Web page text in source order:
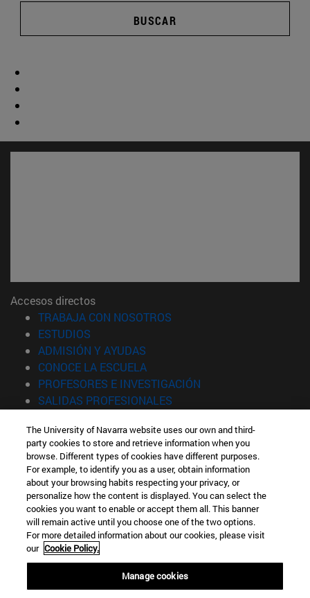
BUSCAR
Accesos directos
TRABAJA CON NOSOTROS
ESTUDIOS
ADMISIÓN Y AYUDAS
CONOCE LA ESCUELA(abre en nueva ventana)
PROFESORES E INVESTIGACIÓN
SALIDAS PROFESIONALES
Información
TFNO +34 943 21 98 77
¿QUÉ GRADO TE INTERESA?
¿QUÉ MÁSTER TE INTERESA?
© Universidad de Navarra
Información legal
Accesibilidad
Configuración de cookies
The University of Navarra website uses our own and third-
party cookies to store and retrieve information when you
browse. Different types of cookies have different purposes.
For example, to identify you as a user, obtain information
about your browsing habits respecting your privacy, or
personalize how the content is displayed. You can select the
cookies you want to enable or accept them all. This banner
will remain active until you choose one of the two options.
For more detailed information about our cookies, please visit
our Cookie Policy.
Manage cookies